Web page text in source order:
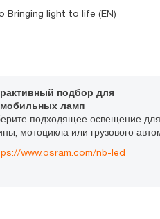
Bringing light to life (EN)
подбор для
ламп
подходящее освещение
мотоцикла или грузового
www.osram.com/nb-led